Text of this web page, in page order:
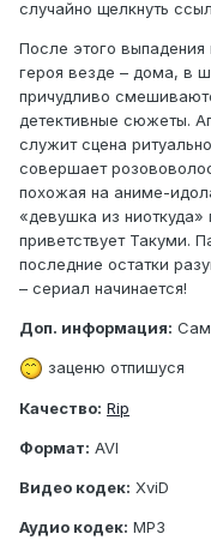
случайно щелкнуть
После этого выпадения
героя везде – дома, в
причудливо
детективные сюжеты.
служит сцена
совершает
похожая на аниме-
«девушка из
приветствует Такуми.
последние остатки
– сериал начинается!
Доп. информация: Сам
заценю отпишуся
Качество: Rip
Формат: AVI
Видео кодек: XviD
Аудио кодек: MP3